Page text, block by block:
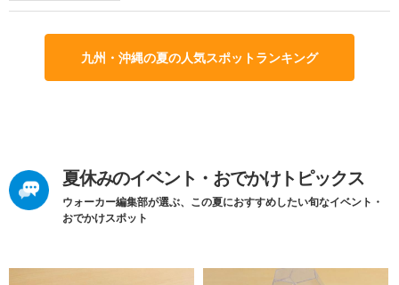
九州・沖縄の夏の人気スポットランキング
夏休みのイベント・おでかけトピックス
ウォーカー編集部が選ぶ、この夏におすすめしたい旬なイベント・
おでかけスポット